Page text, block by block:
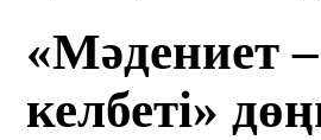
«Мәдениет
келбеті»